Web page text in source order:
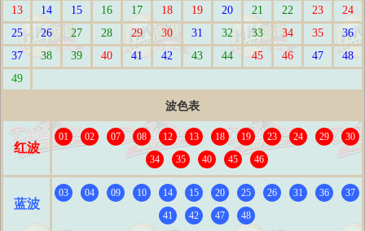
13
14 15 16 17 18 19 20 21 22 23
24
25
26 27 28 29 30 31 32 33 34 35
36
37
38 39 40 41 42 43 44 45 46 47
48
49
波色表
红波
01 02 07 08 12 13 18 19 23 24 29
30
34
35 40 45 46
蓝波
03 04 09 10 14 15 20 25 26 31 36
37
41
42 47 48